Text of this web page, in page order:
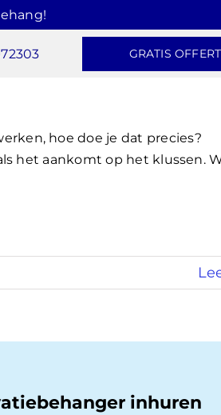
GRATIS
hoe doe je dat precies?
het aankomt op het klussen.
inhuren